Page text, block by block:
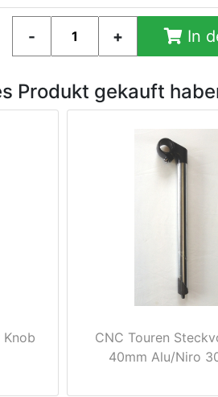
In
Produkt gekauft
Knob
CNC Touren
40mm Alu/Niro